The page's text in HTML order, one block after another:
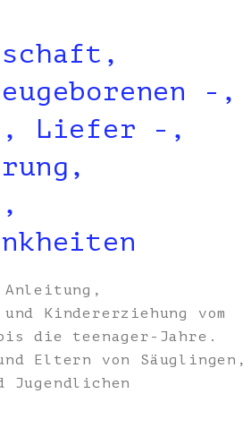
-,
, Liefer -,
Kindererziehung vom
die teenager-Jahre.
Eltern von Säuglingen,
Jugendlichen